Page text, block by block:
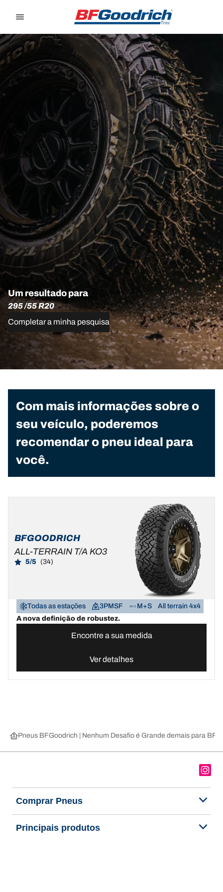
Um resultado para
295 /55 R20
Completar a minha pesquisa
Com mais informações sobre o
seu veículo, poderemos
recomendar o pneu ideal para
você.
BFGOODRICH
ALL-TERRAIN T/A KO3
5/5 (34)
Todas as estações 3PMSF M+S
All terrain 4x4
A nova definição de robustez.
Encontre a sua medida
Ver detalhes
Pneus BFGoodrich | Nenhum Desafio é Grande demais para
Comprar Pneus
Principais produtos